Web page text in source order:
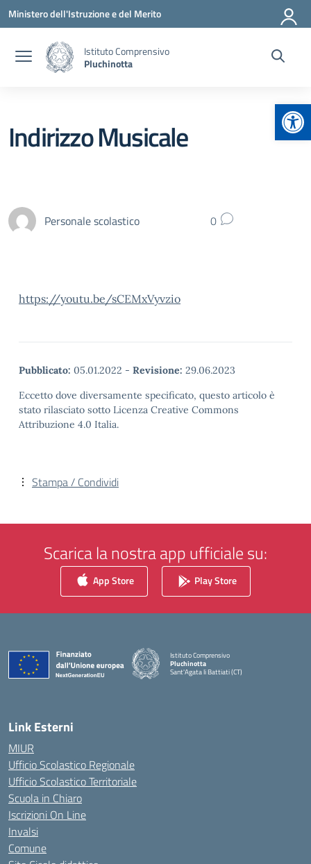
Vai ai contenuti
Vai al menu di navigazione
Vai al footer
Ministero dell'Istruzione e del Merito
Istituto Comprensivo
Pluchinotta
Indirizzo Musicale
Personale scolastico 0
https://youtu.be/sCEMxVyvzio
Pubblicato: 05.01.2022 - Revisione: 29.06.2023
Eccetto dove diversamente specificato, questo articolo è
stato rilasciato sotto Licenza Creative Commons
Attribuzione 4.0 Italia.
Stampa / Condividi
Scarica la nostra app ufficiale su:
App Store Play Store
Istituto Comprensivo
Pluchinotta
Sant'Agata li Battiati (CT)
— Visita la pagina iniziale della scuola
Link Esterni
MIUR
Ufficio Scolastico Regionale
Ufficio Scolastico Territoriale
Scuola in Chiaro
Iscrizioni On Line
Invalsi
Comune